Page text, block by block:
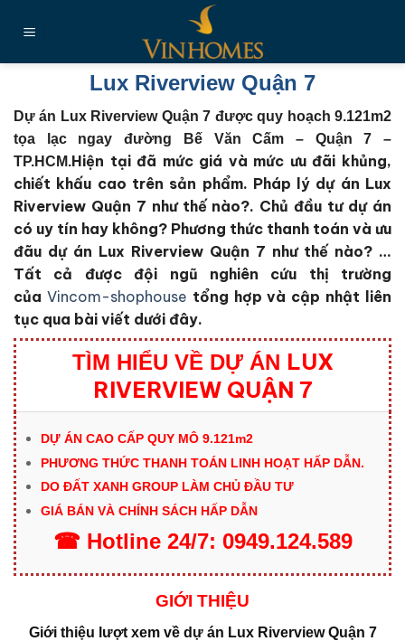
đến
Lux Riverview Quận 7
Dự án Lux Riverview Quận 7 được quy hoạch 9.121m2
tọa lạc ngay đường Bế Văn Cấm – Quận 7 –
TP.HCM.Hiện tại đã mức giá và mức ưu đãi khủng,
chiết khấu cao trên sản phẩm. Pháp lý dự án Lux
Riverview Quận 7 như thế nào?. Chủ đầu tư dự án
có uy tín hay không? Phương thức thanh toán và ưu
đãu dự án Lux Riverview Quận 7 như thế nào? …
Tất cả được đội ngũ nghiên cứu thị trường
của Vincom-shophouse tổng hợp và cập nhật liên
tục qua bài viết dưới đây.
TÌM HIỂU VỀ DỰ ÁN LUX
RIVERVIEW QUẬN 7
DỰ ÁN CAO CẤP QUY MÔ 9.121m2
PHƯƠNG THỨC THANH TOÁN LINH HOẠT HẤP DẪN.
DO ĐẤT XANH GROUP LÀM CHỦ ĐẦU TƯ
GIÁ BÁN VÀ CHÍNH SÁCH HẤP DẪN
☎ Hotline 24/7: 0949.124.589
GIỚI THIỆU
Giới thiệu lượt xem về dự án Lux Riverview Quận 7